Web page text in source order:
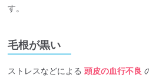
す。
毛根が黒い
ストレスなどによる頭皮の血行不良